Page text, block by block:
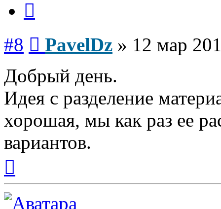
#8 PavelDz » 12 мар
Добрый день.
Идея с разделение
хорошая, мы как раз ее
вариантов.
началу